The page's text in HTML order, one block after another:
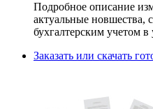
Подробное описание
актуальные новшества,
бухгалтерским учетом
Заказать или скачать